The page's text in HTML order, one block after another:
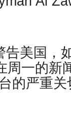
美国，
周一的新
的严重关